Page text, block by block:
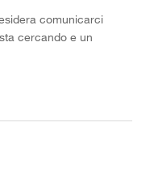
comunicarci
cercando e un